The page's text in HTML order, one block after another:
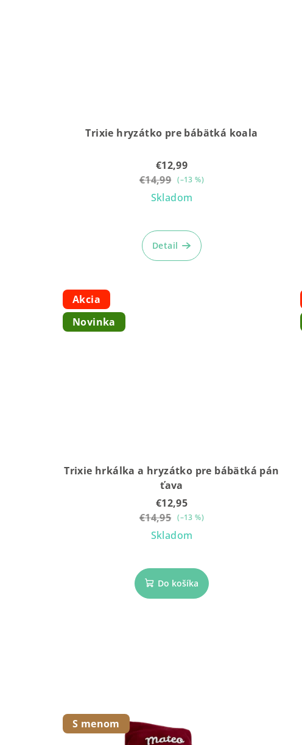
Trixie hryzátko pre bábätká koala
€12,99
€14,99 (–13 %)
Skladom
Detail
Akcia
Novinka
Trixie hrkálka a hryzátko pre bábätká pán
ťava
€12,95
€14,95 (–13 %)
Skladom
Do košíka
S menom